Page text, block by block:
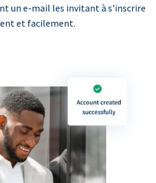
un e-mail les invitant à s'inscrire
et facilement.